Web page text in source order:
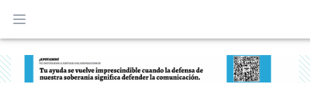
Abrir menú